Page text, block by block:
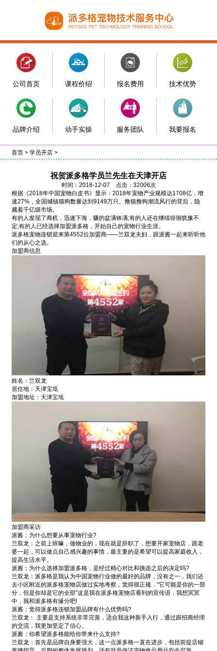
公司首页 课程价绍 报名费用 技术优势
品牌介绍 动手实操 服务团队 我要报名
首页 > 学员开店 >
祝贺派多格学员兰先生在天津开店
时间：2018-12-07 点击：32006次
根据《2018年中国宠物白皮书》显示：2018年宠物产业规模达1708亿，增
速27%，全国城镇猫狗数量达到9149万只。撸猫撸狗潮流风行的背后，隐
藏着千亿级市场。
有的人发现了商机，迅速下海，赚的盆满钵满;有的人还在继续徘徊犹豫不
定;有的人已经选择加盟派多格，开始自己的宠物行业生涯。
派多格宠物连锁迎来第4552位加盟商——兰双龙夫妇，跟派酱一起来听听他
们的从心之选。
加盟商信息
姓名：兰双龙
居住地：天津宝坻
加盟地址：天津宝坻
加盟商采访
派酱：为什么想要从事宠物行业?
兰双龙：之前上班嘛，做物业的，现在就是辞职了，想要开家宠物店，跟老
婆一起，可以做点自己感兴趣的事情，最主要的是希望可以提高家庭收入，
提高生活水平。
派酱：为什么选择加盟派多格，是经过精心对比和挑选之后的决定吗?
兰双龙：派多格是我认为中国宠物行业做的最好的品牌，没有之一，我们还
去小区附近的派多格宠物店做过实地考察，觉得很正规，“它可能是你的一部
分，但是你却是它的全部”这是我在派多格宠物店看到的宣传语，我想冥冥
中，我和派多格有缘分吧!
派酱：觉得派多格连锁加盟品牌有什么优势吗?
兰双龙： 主要是支持系统非常完善，适合我这种新手入行，通过跟招商经理
的交流，我更加坚定了信心。
派酱：你希望派多格能给你带来什么支持?
兰双龙：首先是品牌自身要强大，这一点派多格一直在进步，包括前提店铺